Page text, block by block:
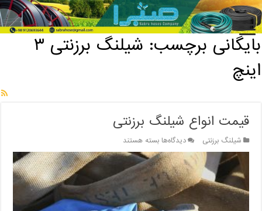
خانه / بایگانی برچسب: شیلنگ برزنتی ۳ اینچ
بایگانی برچسب:
شیلنگ برزنتی ۳
اینچ
قیمت انواع شیلنگ برزنتی
شیلنگ برزنتی دیدگاه‌هابرای
قیمت
انواع
شیلنگ
برزنتی
بسته هستند